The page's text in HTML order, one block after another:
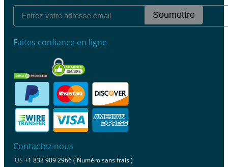
Soumettre
Faites confiance en ligne
Contactez-nous
US +1 833 909 2966 ( Numéro sans frais )